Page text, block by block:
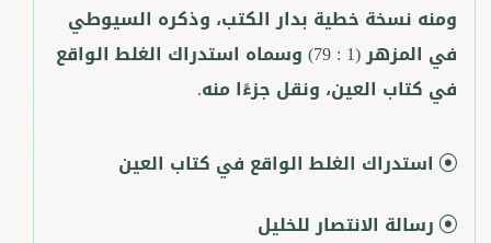
ومنه نسخة خطية بدار الكتب، وذكره السيوطي
في المزهر (1 : 79) وسماه استدراك الغلط الواقع
في كتاب العين، ونقل جزءًا منه.
استدراك الغلط الواقع في كتاب العين
رسالة الانتصار للخليل